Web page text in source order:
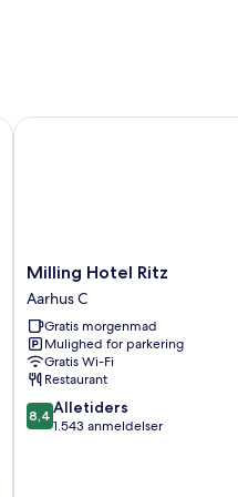
Milling
Hotel
Ritz
Aarhus
C
Milling Hotel Ritz
Aarhus C
Gratis morgenmad
Mulighed for parkering
Gratis Wi-Fi
Restaurant
8.4
ud
8,4 Alletiders
1.543 anmeldelser
Milling Hotel Ritz